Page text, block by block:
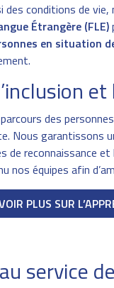
conditions de
Étrangère (FLE)
en situation
des
Nous
de reconnaissance
équipes afin
PLUS SUR
service